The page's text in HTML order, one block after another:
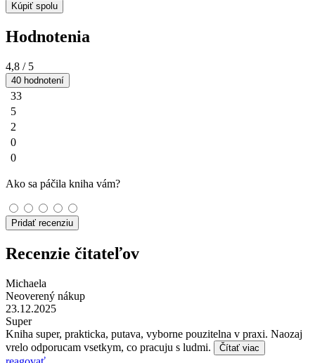
Kúpiť spolu
Hodnotenia
4,8 / 5
40 hodnotení
33
5
2
0
0
Ako sa páčila kniha vám?
Pridať recenziu
Recenzie čitateľov
Michaela
Neoverený nákup
23.12.2025
Super
Kniha super, prakticka, putava, vyborne pouzitelna v praxi. Naozaj
vrelo odporucam vsetkym, co pracuju s ludmi.
Čítať viac